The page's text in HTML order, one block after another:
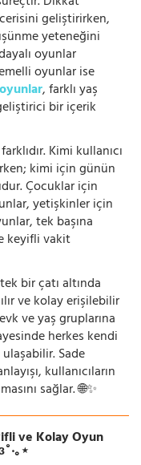
geliştirirken,
yeteneğini
oyunlar
oyunlar ise
, farklı yaş
bir içerik
Kimi kullanıcı
kimi için günün
Çocuklar için
yetişkinler için
tek başına
keyifli vakit
bir çatı altında
ve kolay erişilebilir
ve yaş gruplarına
herkes kendi
Sade
kullanıcıların
sağlar. 🌐✨
ve Kolay Oyun
｡⋆